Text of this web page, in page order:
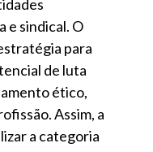
e sindical. O
para
de luta
ético,
Assim, a
a categoria